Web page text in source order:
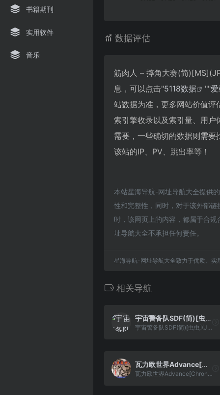
书籍期刊
实用软件
音乐
数据评估
筋肉人 – 摔角大赛(简
息，可以点击"5118数据 ""
站数据为准，更多网站价值
索引擎收录以及索引量、用
需要，一些确切的数据则需
该站的IP、PV、跳出率等！
本站星海导航-网址导航大全提供
性和完整性，同时，对于该外部
时，该网页上的内容，都属于合
址导航大全不承担任何责任。
星海导航-网址导航大全致力于优质、实
相关导航
宇宙警备队SDF(简)[虫虫](JP)[STG](2Mb)
宇宙警备队SDF(简)[虫虫](JP)[STG](2Mb)
瓦力欧世界Advance[Chrono](简)(JP)(64Mb)
瓦力欧世界Advance[Chrono](简)(JP)(64Mb)